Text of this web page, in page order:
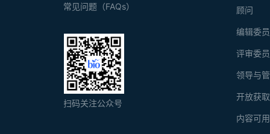
顾问
编辑委
评审委
领导与
开放获
内容可
常见问题（FAQs）
扫码关注公众号